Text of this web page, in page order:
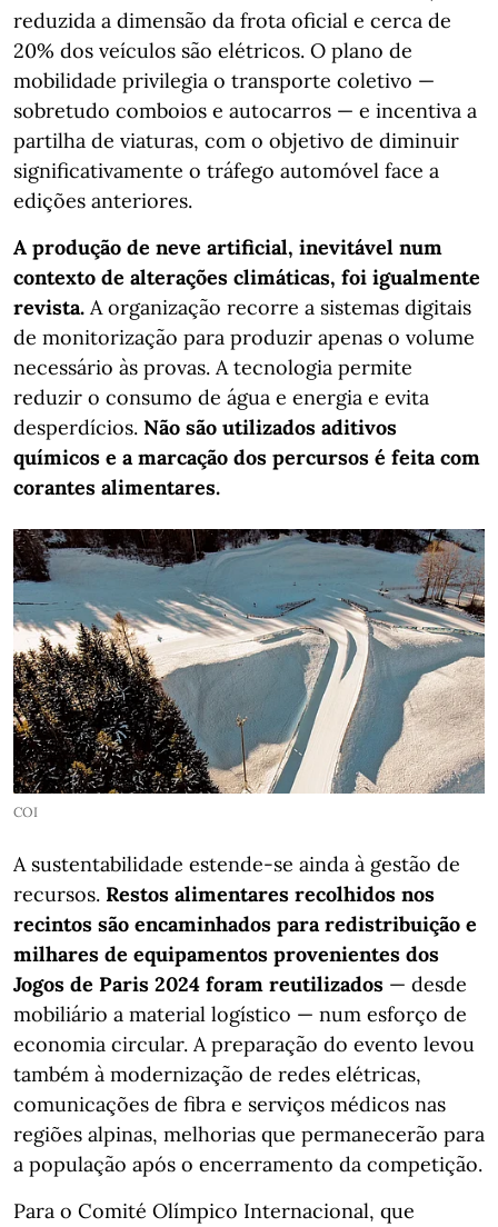
reduzida a dimensão da frota oficial e cerca de
20% dos veículos são elétricos. O plano de
mobilidade privilegia o transporte coletivo —
sobretudo comboios e autocarros — e incentiva a
partilha de viaturas, com o objetivo de diminuir
significativamente o tráfego automóvel face a
edições anteriores.
A produção de neve artificial, inevitável num
contexto de alterações climáticas, foi igualmente
revista. A organização recorre a sistemas digitais
de monitorização para produzir apenas o volume
necessário às provas. A tecnologia permite
reduzir o consumo de água e energia e evita
desperdícios. Não são utilizados aditivos
químicos e a marcação dos percursos é feita com
corantes alimentares.
COI
A sustentabilidade estende-se ainda à gestão de
recursos. Restos alimentares recolhidos nos
recintos são encaminhados para redistribuição e
milhares de equipamentos provenientes dos
Jogos de Paris 2024 foram reutilizados — desde
mobiliário a material logístico — num esforço de
economia circular. A preparação do evento levou
também à modernização de redes elétricas,
comunicações de fibra e serviços médicos nas
regiões alpinas, melhorias que permanecerão para
a população após o encerramento da competição.
Para o Comité Olímpico Internacional, que